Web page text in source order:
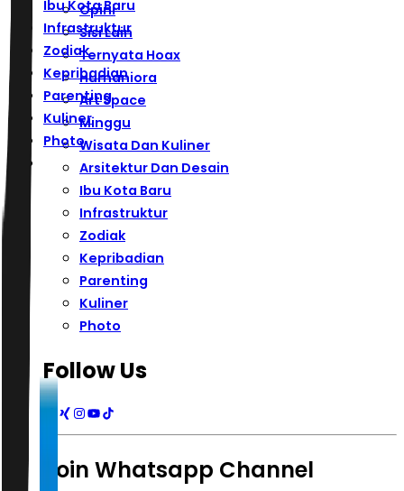
Ibu Kota Baru
Infrastruktur
Zodiak
Kepribadian
Parenting
Kuliner
Photo
Opini
Sisi Lain
Ternyata Hoax
Humaniora
Art Space
Minggu
Wisata Dan Kuliner
Arsitektur Dan Desain
Ibu Kota Baru
Infrastruktur
Zodiak
Kepribadian
Parenting
Kuliner
Photo
Follow Us
Join Whatsapp Channel